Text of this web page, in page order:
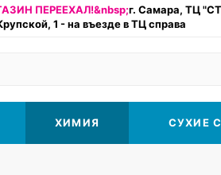
ПЕРЕЕХАЛ!&nbsp;г. Самара, ТЦ
1 - на въезде в ТЦ справа
ХИМИЯ СУХИЕ